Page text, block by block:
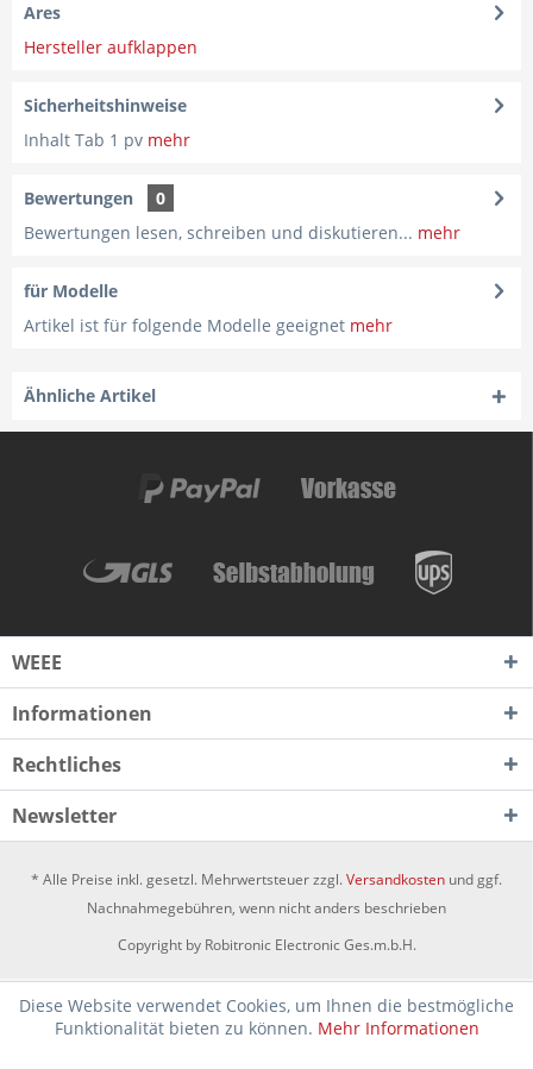
Ares
Hersteller aufklappen
Sicherheitshinweise
Inhalt Tab 1 pv mehr
Bewertungen
0
Bewertungen lesen, schreiben und diskutieren... mehr
für Modelle
Artikel ist für folgende Modelle geeignet mehr
Ähnliche Artikel
WEEE
Informationen
Rechtliches
Newsletter
* Alle Preise inkl. gesetzl. Mehrwertsteuer zzgl.Versandkosten und ggf.
Nachnahmegebühren, wenn nicht anders beschrieben
Copyright by Robitronic Electronic Ges.m.b.H.
Diese Website verwendet Cookies, um Ihnen die bestmögliche
Funktionalität bieten zu können. Mehr Informationen